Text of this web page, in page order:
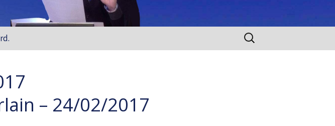
Rechercher :
– 24/02/2017